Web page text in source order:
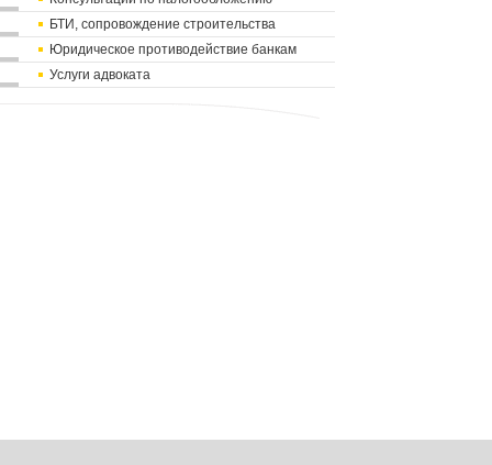
БТИ, сопровождение строительства
Юридическое противодействие банкам
Услуги адвоката